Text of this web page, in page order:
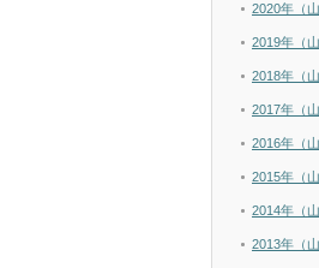
2020年（
2019年（
2018年（
2017年（
2016年（
2015年（
2014年（
2013年（